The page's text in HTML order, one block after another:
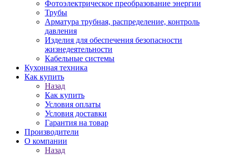
Фотоэлектрическое преобразование энергии
Трубы
Арматура трубная, распределение, контроль
давления
Изделия для обеспечения безопасности
жизнедеятельности
Кабельные системы
Кухонная техника
Как купить
Назад
Как купить
Условия оплаты
Условия доставки
Гарантия на товар
Производители
О компании
Назад